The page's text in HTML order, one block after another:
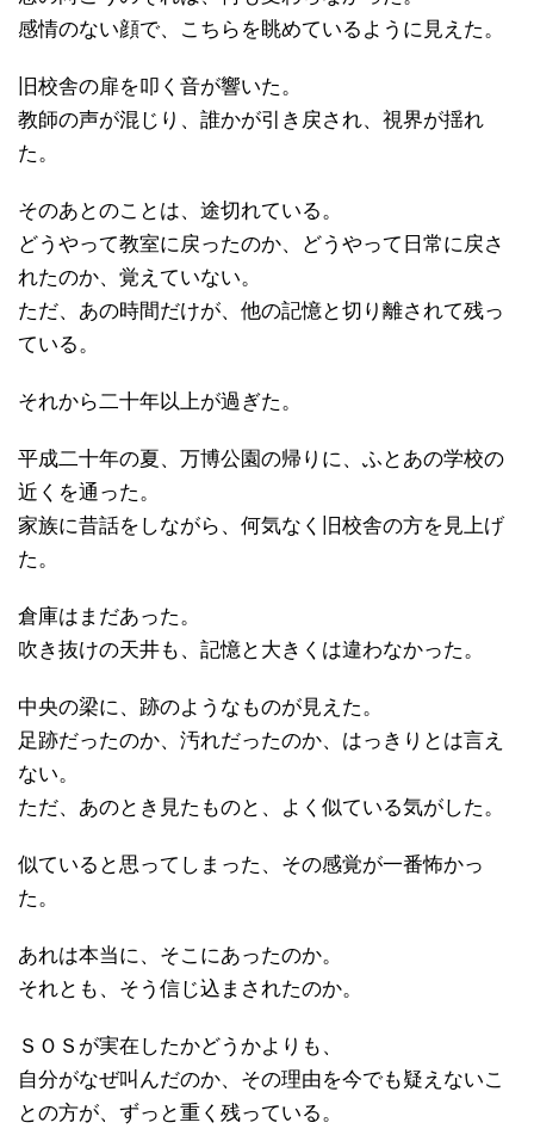
感情のない顔で、こちらを眺めているように見えた。
旧校舎の扉を叩く音が響いた。
教師の声が混じり、誰かが引き戻され、視界が揺れ
た。
そのあとのことは、途切れている。
どうやって教室に戻ったのか、どうやって日常に戻さ
れたのか、覚えていない。
ただ、あの時間だけが、他の記憶と切り離されて残っ
ている。
それから二十年以上が過ぎた。
平成二十年の夏、万博公園の帰りに、ふとあの学校の
近くを通った。
家族に昔話をしながら、何気なく旧校舎の方を見上げ
た。
倉庫はまだあった。
吹き抜けの天井も、記憶と大きくは違わなかった。
中央の梁に、跡のようなものが見えた。
足跡だったのか、汚れだったのか、はっきりとは言え
ない。
ただ、あのとき見たものと、よく似ている気がした。
似ていると思ってしまった、その感覚が一番怖かっ
た。
あれは本当に、そこにあったのか。
それとも、そう信じ込まされたのか。
ＳＯＳが実在したかどうかよりも、
自分がなぜ叫んだのか、その理由を今でも疑えないこ
との方が、ずっと重く残っている。